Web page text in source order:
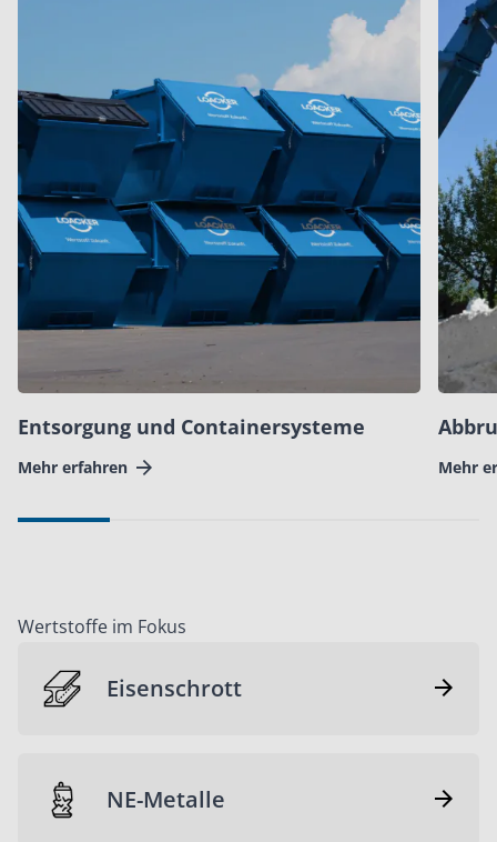
Entsorgung und Containersysteme
Mehr erfahren Mehr
Wertstoffe im Fokus
Eisenschrott
NE-Metalle